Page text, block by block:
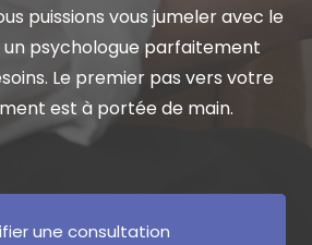
puissions vous jumeler avec le
psychologue parfaitement
Le premier pas vers votre
est à portée de main.
une consultation